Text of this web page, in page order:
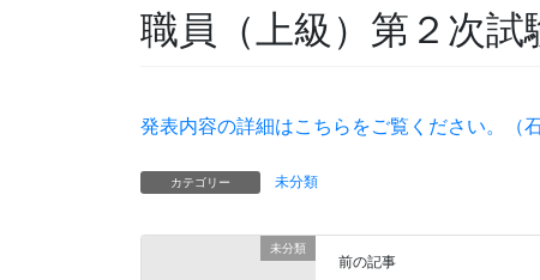
職員（上級）第２次試
発表内容の詳細はこちらをご覧ください。（
カテゴリー 未分類
未分類
前の記事